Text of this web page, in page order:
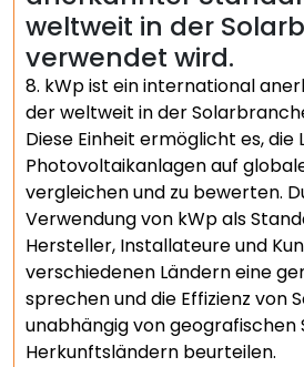
weltweit in der
verwendet wird.
8. kWp ist ein international
der weltweit in der
Diese Einheit ermöglicht es, die
Photovoltaikanlagen auf
vergleichen und zu bewerten.
Verwendung von kWp als
Hersteller, Installateure und
verschiedenen Ländern eine
sprechen und die Effizienz von
unabhängig von
Herkunftsländern beurteilen.